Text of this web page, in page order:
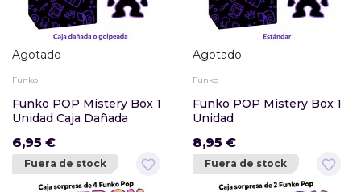
Agotado
Funko
Funko POP Mistery Box 1
Unidad Caja Dañada
6,95 €
Agotado
Funko
Funko POP Mistery Box 1
Unidad
8,95 €
favorite_border
Fuera de stock favorite_border
Fuera de stock